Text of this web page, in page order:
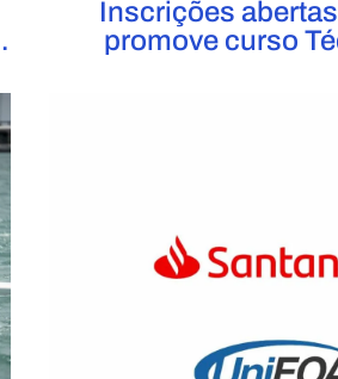
Inscrições
promove curso